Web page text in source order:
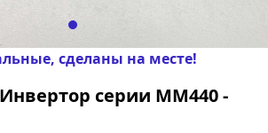
сделаны на месте!
Инвертор серии MM440 -